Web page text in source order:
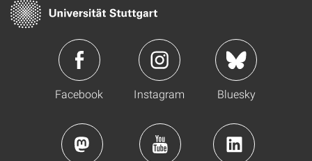
Facebook Instagram Bluesky